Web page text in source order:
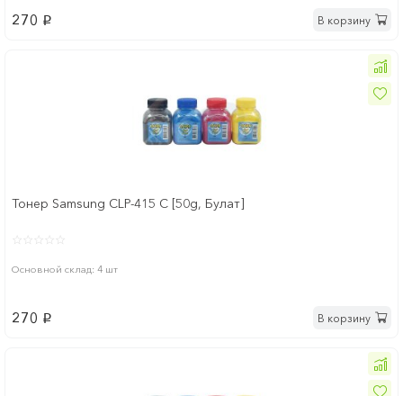
270 p В корзину
Тонер Samsung CLP-415 C [50g, Булат]
Основной склад: 4 шт
270 p В корзину